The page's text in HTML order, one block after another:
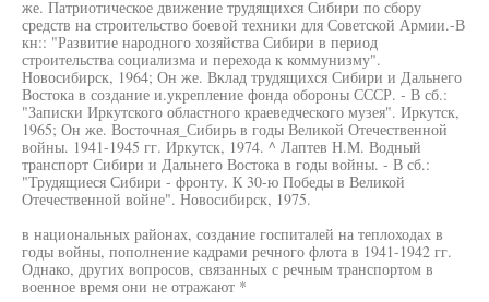
же. Патриотическое движение трудящихся Сибири по сбору
средств на строительство боевой техники для Советской Армии.-В
кн:: "Развитие народного хозяйства Сибири в период
строительства социализма и перехода к коммунизму".
Новосибирск, 1964; Он же. Вклад трудящихся Сибири и Дальнего
Востока в создание и.укрепление фонда обороны СССР. - В сб.:
"Записки Иркутского областного краеведческого музея". Иркутск,
1965; Он же. Восточная_Сибирь в годы Великой Отечественной
войны. 1941-1945 гг. Иркутск, 1974. ^ Лаптев Н.М. Водный
транспорт Сибири и Дальнего Востока в годы войны. - В сб.:
"Трудящиеся Сибири - фронту. К 30-ю Победы в Великой
Отечественной войне". Новосибирск, 1975.
в национальных районах, создание госпиталей на теплоходах в
годы войны, пополнение кадрами речного флота в 1941-1942 гг.
Однако, других вопросов, связанных с речным транспортом в
военное время они не отражают *